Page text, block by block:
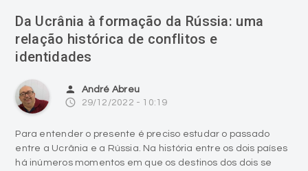
Da Ucrânia à formação da Rússia: uma
relação histórica de conflitos e
identidades
person André Abreu
access_time 29/12/2022 - 10:19
Para entender o presente é preciso estudar o passado
entre a Ucrânia e a Rússia. Na história entre os dois países
há inúmeros momentos em que os destinos dos dois se